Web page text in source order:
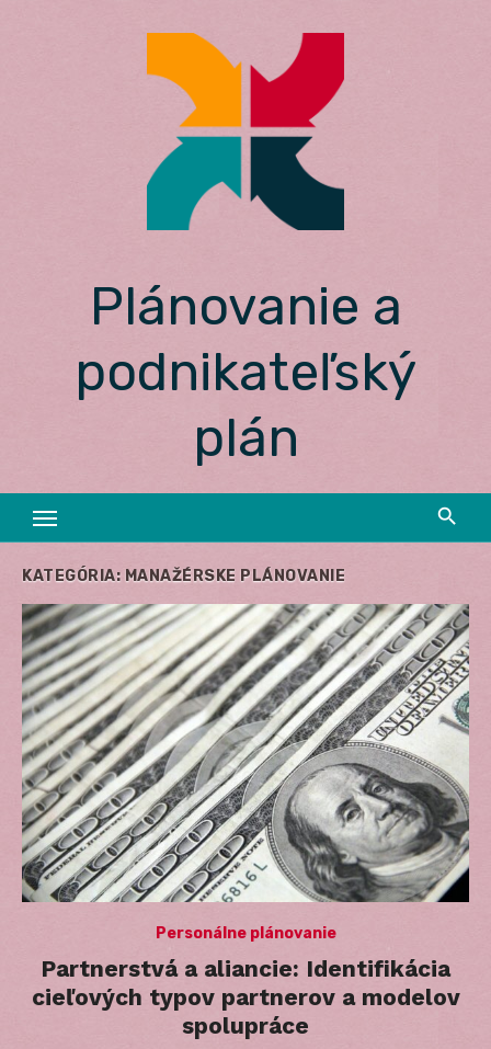
Plánovanie a
podnikateľský
plán
KATEGÓRIA: MANAŽÉRSKE PLÁNOVANIE
Personálne plánovanie
Partnerstvá a aliancie: Identifikácia
cieľových typov partnerov a modelov
spolupráce